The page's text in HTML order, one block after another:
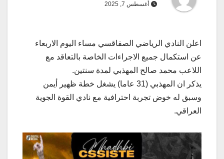
أغسطس 7, 2025
اعلن النادي الرياضي الصفاقسي مساء اليوم الاربعاء
عن استكمال جميع الاجراءات الخاصة بالتعاقد مع
اللاعب محمد صالح المهذبي لمدة سنتين.
يذكر ان المهذبي (31 عاما) يشغل خطة ظهير أيمن
وسبق له خوض تجربة احترافية مع نادي القوة الجوية
العراقي.